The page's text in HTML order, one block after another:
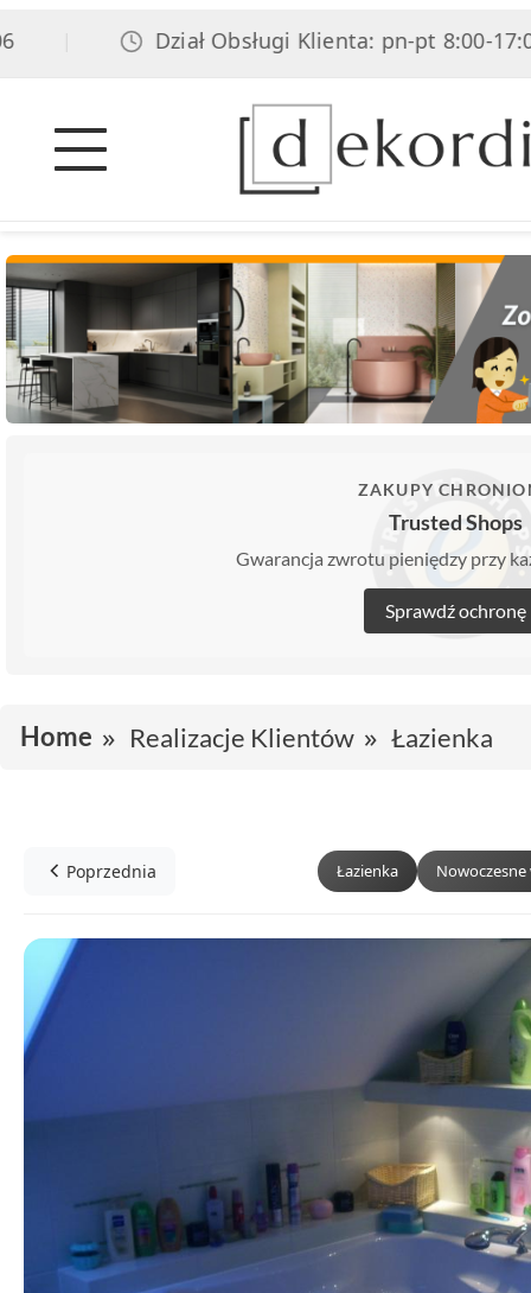
Dział Obsługi Klienta: pn-pt 8:00-17:00,
ZAKUPY
Trusted Shops
Gwarancja zwrotu pieniędzy przy
Sprawdź ochronę
Home Realizacje Klientów Łazienka
Poprzednia Łazienka